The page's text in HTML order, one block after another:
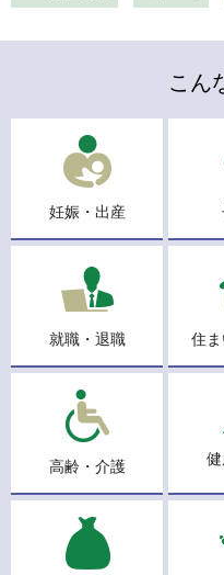
こん
妊娠・出産
就職・退職 住
高齢・介護